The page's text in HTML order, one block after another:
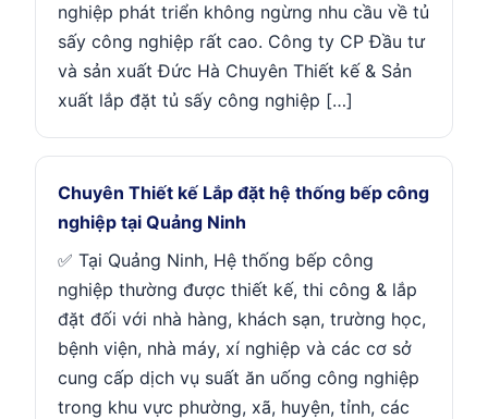
nghiệp phát triển không ngừng nhu cầu về tủ
sấy công nghiệp rất cao. Công ty CP Đầu tư
và sản xuất Đức Hà Chuyên Thiết kế & Sản
xuất lắp đặt tủ sấy công nghiệp […]
Chuyên Thiết kế Lắp đặt hệ thống bếp công
nghiệp tại Quảng Ninh
✅ Tại Quảng Ninh, Hệ thống bếp công
nghiệp thường được thiết kế, thi công & lắp
đặt đối với nhà hàng, khách sạn, trường học,
bệnh viện, nhà máy, xí nghiệp và các cơ sở
cung cấp dịch vụ suất ăn uống công nghiệp
trong khu vực phường, xã, huyện, tỉnh, các